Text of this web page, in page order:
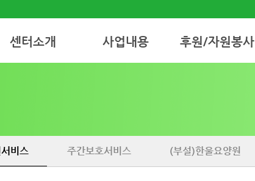
센터소개
아오시는 길
사업내용 후원/자원봉사
비스 주간보호서비스 (부설)한울요양원